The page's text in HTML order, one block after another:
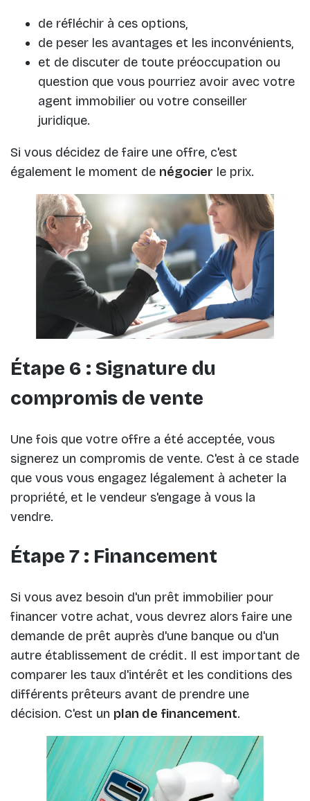
de réfléchir à ces options,
de peser les avantages et les inconvénients,
et de discuter de toute préoccupation ou
question que vous pourriez avoir avec votre
agent immobilier ou votre conseiller
juridique.
Si vous décidez de faire une offre, c'est
également le moment de négocier le prix.
Étape 6 : Signature du
compromis de vente
Une fois que votre offre a été acceptée, vous
signerez un compromis de vente. C'est à ce stade
que vous vous engagez légalement à acheter la
propriété, et le vendeur s'engage à vous la
vendre.
Étape 7 : Financement
Si vous avez besoin d'un prêt immobilier pour
financer votre achat, vous devrez alors faire une
demande de prêt auprès d'une banque ou d'un
autre établissement de crédit. Il est important de
comparer les taux d'intérêt et les conditions des
différents prêteurs avant de prendre une
décision. C'est un plan de financement.